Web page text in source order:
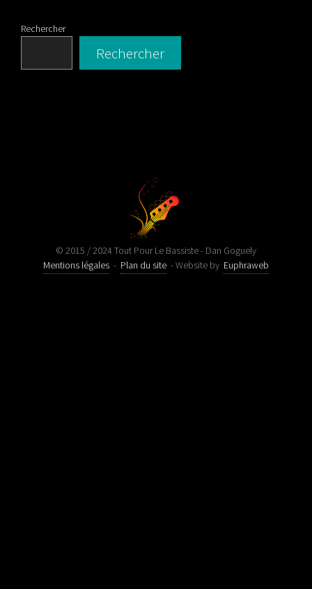
Rechercher
Rechercher
© 2015 / 2024 Tout Pour Le Bassiste - Dan Goguely
Mentions légales - Plan du site - Website by Euphraweb